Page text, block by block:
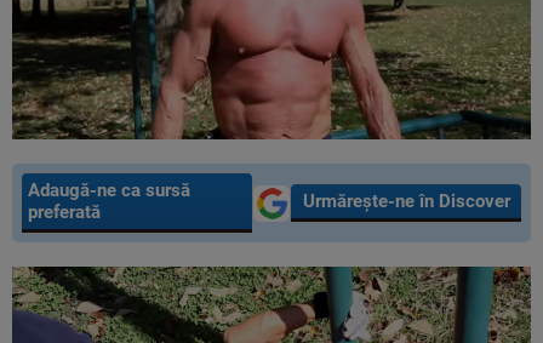
Adaugă-ne ca sursă
preferată
Urmărește-ne în Discover